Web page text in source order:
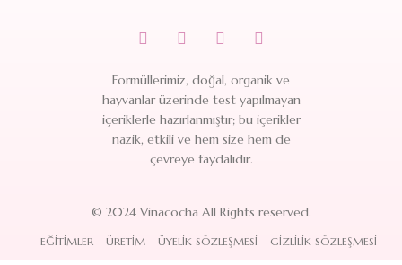
Formüllerimiz, doğal, organik ve
hayvanlar üzerinde test yapılmayan
içeriklerle hazırlanmıştır; bu içerikler
nazik, etkili ve hem size hem de
çevreye faydalıdır.
© 2024 Vinacocha All Rights reserved.
EĞITIMLER ÜRETIM ÜYELIK SÖZLEŞMESI GIZLILIK SÖZLEŞMESI